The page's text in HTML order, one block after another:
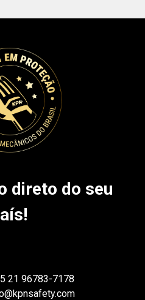
direto do seu
21 96783-7178